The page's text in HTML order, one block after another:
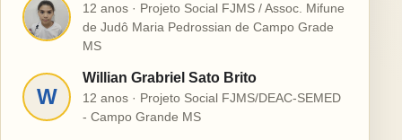
M
12 anos · Projeto Social FJMS / Assoc. Mifune
de Judô Maria Pedrossian de Campo Grade
MS
W
Willian Grabriel Sato Brito
12 anos · Projeto Social FJMS/DEAC-SEMED
- Campo Grande MS